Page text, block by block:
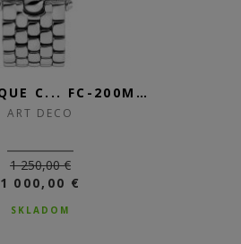
FREDERIQUE C... FC-200MPW2V6B
ART DECO
1 250,00 €
1 000,00 €
SKLADOM